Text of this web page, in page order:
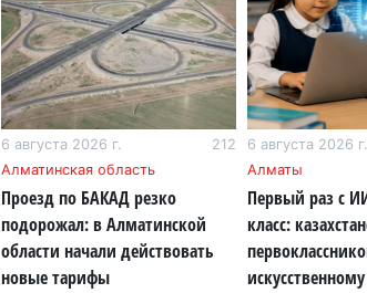
6
5
5
6 августа 2026 г.
212
Алматинская область
Проезд по БАКАД резко
подорожал: в Алматинской
области начали действовать
новые тарифы
6 августа 2026 г.
Алматы
Первый раз с
класс: